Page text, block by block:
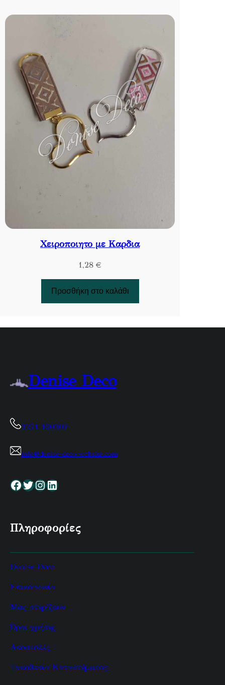
Χειροποιητο με Καρδια
1,28 €
Προσθήκη στο καλάθι
Denise Deco
2271 100307
info@denise-deco-website.com
Facebook Twitter InstagramLinkedin
Πληροφορίες
Denise-Deco
Επικοινωνία
Μας στηρίζουν
Όροι χρήσης
Αποστολές
Τοποθεσία Καταστήματος